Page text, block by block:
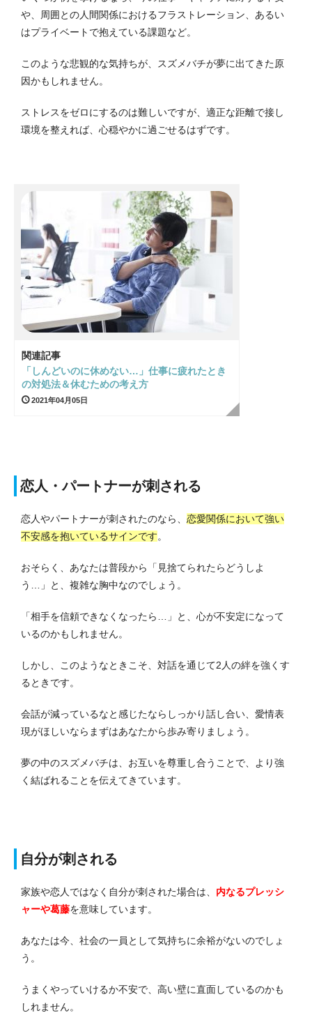
や、周囲との人間関係におけるフラストレーション、あるい
はプライベートで抱えている課題など。
このような悲観的な気持ちが、スズメバチが夢に出てきた原
因かもしれません。
ストレスをゼロにするのは難しいですが、適正な距離で接し
環境を整えれば、心穏やかに過ごせるはずです。
関連記事
「しんどいのに休めない…」仕事に疲れたとき
の対処法＆休むための考え方
2021年04月05日
恋人・パートナーが刺される
恋人やパートナーが刺されたのなら、 恋愛関係において強い
不安感を抱いているサインです。
おそらく、あなたは普段から「見捨てられたらどうしよ
う…」と、複雑な胸中なのでしょう。
「相手を信頼できなくなったら…」と、心が不安定になって
いるのかもしれません。
しかし、このようなときこそ、対話を通じて2人の絆を強くす
るときです。
会話が減っているなと感じたならしっかり話し合い、愛情表
現がほしいならまずはあなたから歩み寄りましょう。
夢の中のスズメバチは、お互いを尊重し合うことで、より強
く結ばれることを伝えてきています。
自分が刺される
家族や恋人ではなく自分が刺された場合は、 内なるプレッシ
ャーや葛藤を意味しています。
あなたは今、社会の一員として気持ちに余裕がないのでしょ
う。
うまくやっていけるか不安で、高い壁に直面しているのかも
しれません。